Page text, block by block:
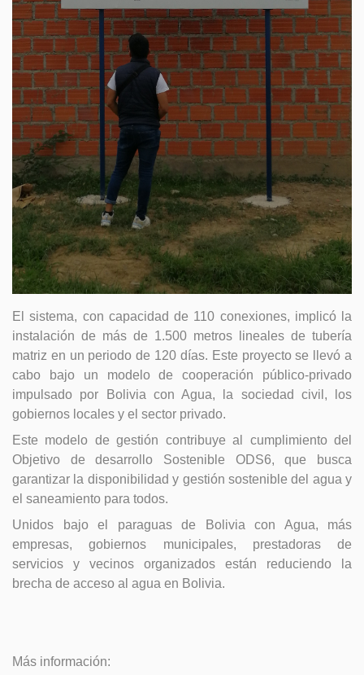
El sistema, con capacidad de 110 conexiones, implicó la
instalación de más de 1.500 metros lineales de tubería
matriz en un periodo de 120 días. Este proyecto se llevó a
cabo bajo un modelo de cooperación público-privado
impulsado por Bolivia con Agua, la sociedad civil, los
gobiernos locales y el sector privado.
Este modelo de gestión contribuye al cumplimiento del
Objetivo de desarrollo Sostenible ODS6, que busca
garantizar la disponibilidad y gestión sostenible del agua y
el saneamiento para todos.
Unidos bajo el paraguas de Bolivia con Agua, más
empresas, gobiernos municipales, prestadoras de
servicios y vecinos organizados están reduciendo la
brecha de acceso al agua en Bolivia.
Más información: